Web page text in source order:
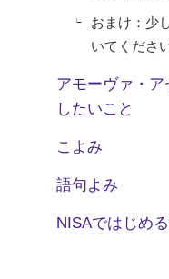
おまけ：少
いてくださ
アモーヴァ・ア
したいこと
こよみ
語句よみ
NISAではじめ